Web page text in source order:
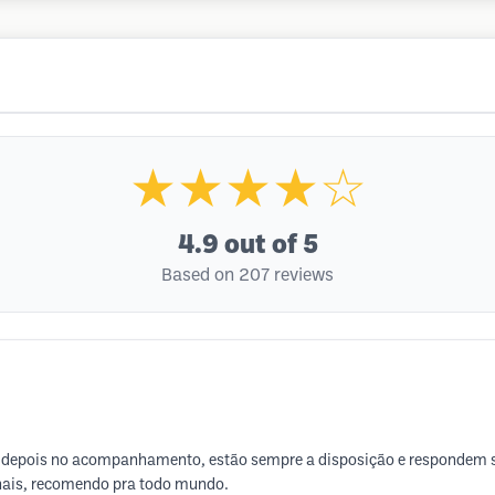
★★★★☆
4.9 out of 5
Based on 207 reviews
no acompanhamento, estão sempre a disposição e
recomendo pra todo mundo.